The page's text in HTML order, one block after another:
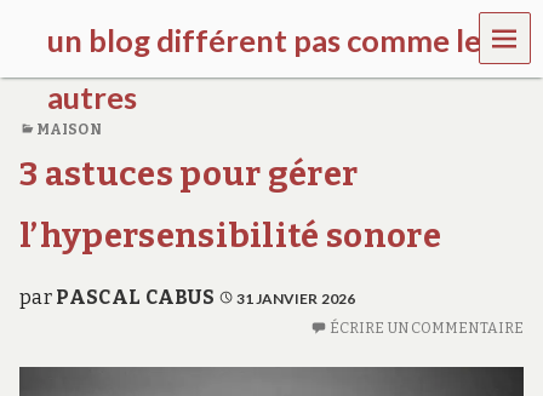
un blog différent pas comme les
autres
d
c
h
d
n
MEN
U
MAISON
3 astuces pour gérer
l’hypersensibilité sonore
par PASCAL CABUS 31 JANVIER 2026
ÉCRIRE UN COMMENTAIRE